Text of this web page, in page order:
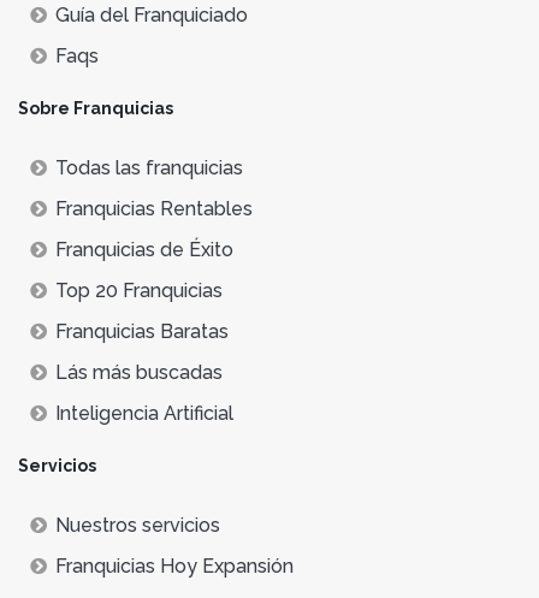
Guía del Franquiciado
Faqs
Sobre Franquicias
Todas las franquicias
Franquicias Rentables
Franquicias de Éxito
Top 20 Franquicias
Franquicias Baratas
Lás más buscadas
Inteligencia Artificial
Servicios
Nuestros servicios
Franquicias Hoy Expansión